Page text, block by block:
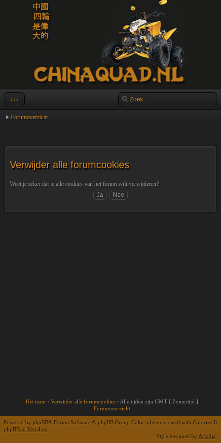
↓↓↓
Forumoverzicht
Verwijder alle forumcookies
Weet je zeker dat je alle cookies van het forum wilt verwijderen?
Het team • Verwijder alle forumcookies • Alle tijden zijn GMT [ Zomertijd ]
Forumoverzicht
Powered by phpBB® Forum Software © phpBB Group Color scheme created with Colorize It
phpBB.nl Vertaling
Style designed by Artodia